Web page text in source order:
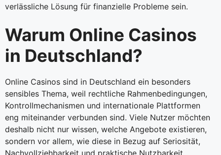
verlässliche Lösung für finanzielle Probleme sein.
Warum Online Casinos
in Deutschland?
Online Casinos sind in Deutschland ein besonders
sensibles Thema, weil rechtliche Rahmenbedingungen,
Kontrollmechanismen und internationale Plattformen
eng miteinander verbunden sind. Viele Nutzer möchten
deshalb nicht nur wissen, welche Angebote existieren,
sondern vor allem, wie diese in Bezug auf Seriosität,
Nachvollziehbarkeit und praktische Nutzbarkeit